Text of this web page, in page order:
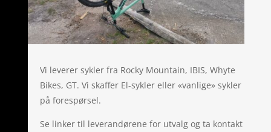
Vi leverer sykler fra Rocky Mountain, IBIS, Whyte
Bikes, GT. Vi skaffer El-sykler eller «vanlige» sykler
på forespørsel.
Se linker til leverandørene for utvalg og ta kontakt